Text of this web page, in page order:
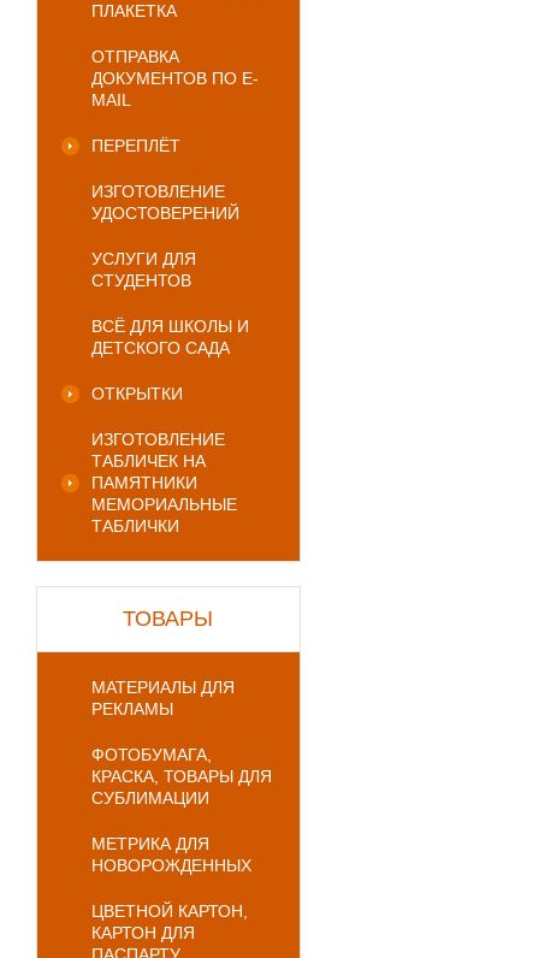
ПЛАКЕТКА
ОТПРАВКА
ДОКУМЕНТОВ ПО E-
MAIL
ПЕРЕПЛЁТ
ИЗГОТОВЛЕНИЕ
УДОСТОВЕРЕНИЙ
УСЛУГИ ДЛЯ
СТУДЕНТОВ
ВСЁ ДЛЯ ШКОЛЫ И
ДЕТСКОГО САДА
ОТКРЫТКИ
ИЗГОТОВЛЕНИЕ
ТАБЛИЧЕК НА
ПАМЯТНИКИ
МЕМОРИАЛЬНЫЕ
ТАБЛИЧКИ
ТОВАРЫ
МАТЕРИАЛЫ ДЛЯ
РЕКЛАМЫ
ФОТОБУМАГА,
КРАСКА, ТОВАРЫ ДЛЯ
СУБЛИМАЦИИ
МЕТРИКА ДЛЯ
НОВОРОЖДЕННЫХ
ЦВЕТНОЙ КАРТОН,
КАРТОН ДЛЯ